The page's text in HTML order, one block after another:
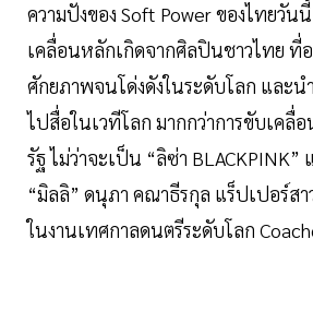
ความปังของ Soft Power ของไทยวัน
เคลื่อนหลักเกิดจากศิลปินชาวไทย ที่
ศักยภาพจนโด่งดังในระดับโลก และน
ไปสื่อในเวทีโลก มากกว่าการขับเคลื่
รัฐ ไม่ว่าจะเป็น “ลิซ่า BLACKPINK”
“มิลลิ” ดนุภา คณาธีรกุล แร็ปเปอร์ส
ในงานเทศกาลดนตรีระดับโลก